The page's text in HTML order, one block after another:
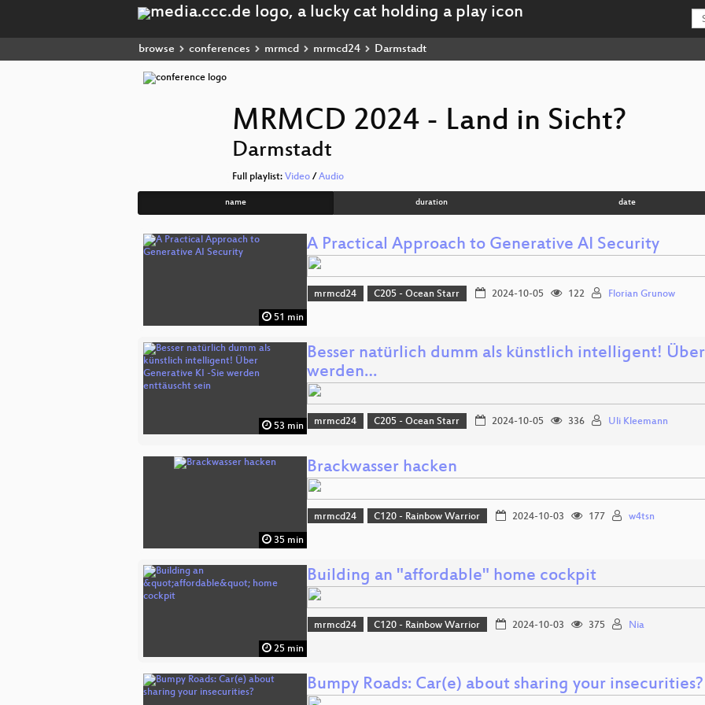
browse conferences mrmcd mrmcd24 Darmstadt
MRMCD 2024 - Land in Sicht?
Darmstadt
Full playlist: Video / Audio
name duration date
51 min
A Practical Approach to Generative AI Security
mrmcd24 C205 - Ocean Starr 2024-10-05 122 Florian Grunow
53 min
Besser natürlich dumm als künstlich intelligent!
werden…
mrmcd24 C205 - Ocean Starr 2024-10-05 336 Uli Kleemann
35 min
Brackwasser hacken
mrmcd24 C120 - Rainbow Warrior 2024-10-03 177 w4tsn
25 min
Building an "affordable" home cockpit
mrmcd24 C120 - Rainbow Warrior 2024-10-03 375 Nia
Bumpy Roads: Car(e) about sharing your insecurities?